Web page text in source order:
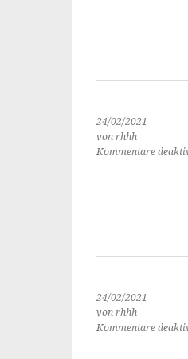
24/02/2021
von rhhh
Kommentare
24/02/2021
von rhhh
Kommentare